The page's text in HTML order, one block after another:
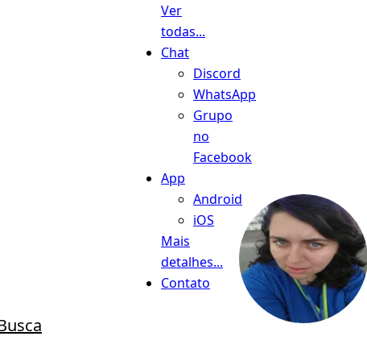
Ver
todas...
Chat
Discord
WhatsApp
Grupo
no
Facebook
App
Android
iOS
Mais
detalhes...
Contato